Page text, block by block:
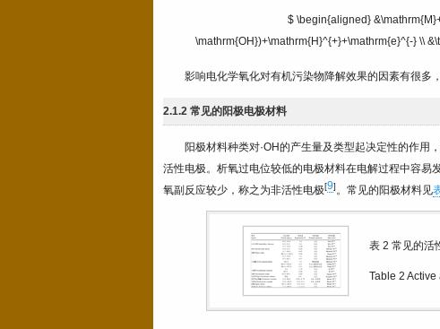
$ \begin{aligned}
\mathrm{OH})+\mathrm{H}^{+}+\mathrm{e}^{-} \\
影响电化学氧化对有机污染物降解效果的因素有很多
2.1.2 常见的阳极电极材料
阳极材料种类对·OH的产生量及类型起决定性的作用
活性电极。析氧过电位较低的电极材料在电解过程中容
氧副反应较少，称之为非活性电极[9]。常见的阳极材料见
表 2 常见的活
Table 2 Active